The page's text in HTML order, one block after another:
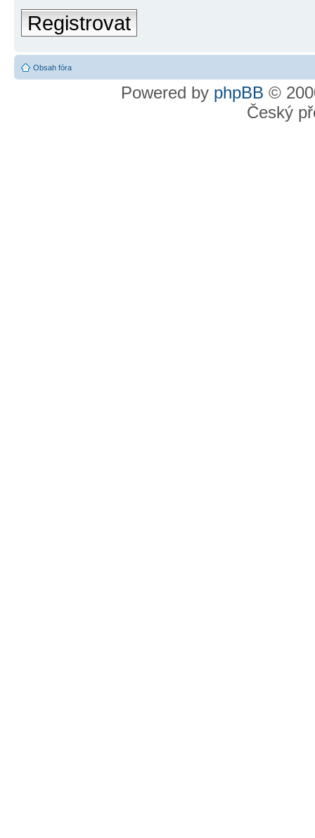
Registrovat
Obsah fóra
Powered by phpBB ©
Český